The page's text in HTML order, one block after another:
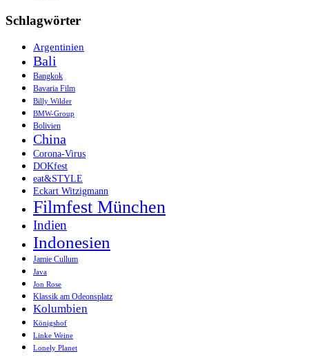
Schlagwörter
Argentinien
Bali
Bangkok
Bavaria Film
Billy Wilder
BMW-Group
Bolivien
China
Corona-Virus
DOKfest
eat&STYLE
Eckart Witzigmann
Filmfest München
Indien
Indonesien
Jamie Cullum
Java
Jon Rose
Klassik am Odeonsplatz
Kolumbien
Königshof
Linke Weine
Lonely Planet